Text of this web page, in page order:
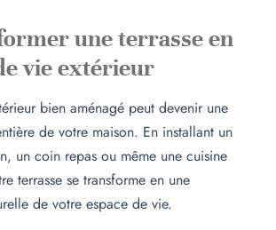
une terrasse en
vie extérieur
bien aménagé peut devenir une
de votre maison. En installant un
un coin repas ou même une cuisine
terrasse se transforme en une
de votre espace de vie.